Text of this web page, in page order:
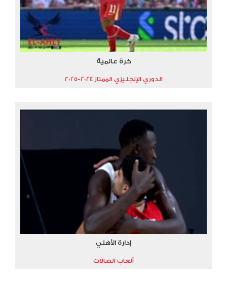
كرة عالمية
الدوري الإنجليزي الممتاز 2024-2025
إدارة الأهلي
ألعاب الصالات